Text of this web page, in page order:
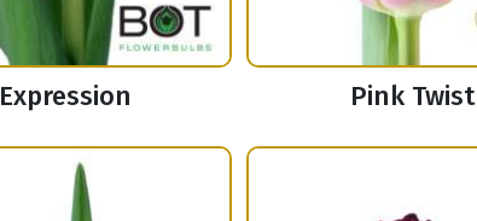
Expression Pink Twist